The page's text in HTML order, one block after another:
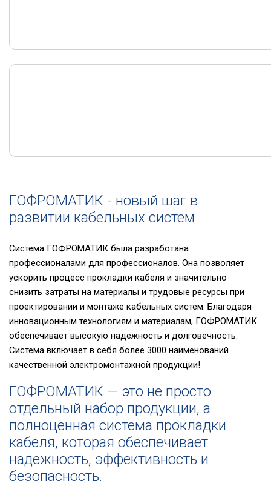
ГОФРОМАТИК - новый шаг в
развитии кабельных систем
Система ГОФРОМАТИК была разработана
профессионалами для профессионалов. Она позволяет
ускорить процесс прокладки кабеля и значительно
снизить затраты на материалы и трудовые ресурсы при
проектировании и монтаже кабельных систем. Благодаря
инновационным технологиям и материалам, ГОФРОМАТИК
обеспечивает высокую надежность и долговечность.
Система включает в себя более 3000 наименований
качественной электромонтажной продукции!
ГОФРОМАТИК — это не просто
отдельный набор продукции, а
полноценная система прокладки
кабеля, которая обеспечивает
надежность, эффективность и
безопасность.